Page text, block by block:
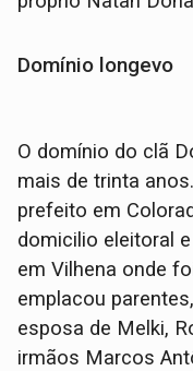
Domínio longevo
O domínio do clã
mais de trinta
prefeito em
domicilio eleitoral
em Vilhena onde
emplacou
esposa de Melki,
irmãos Marcos